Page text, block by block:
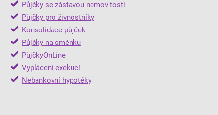
Půjčky se zástavou nemovitosti
Půjčky pro živnostníky
Konsolidace půjček
Půjčky na směnku
PůjčkyOnLine
Vyplácení exekucí
Nebankovní hypotéky